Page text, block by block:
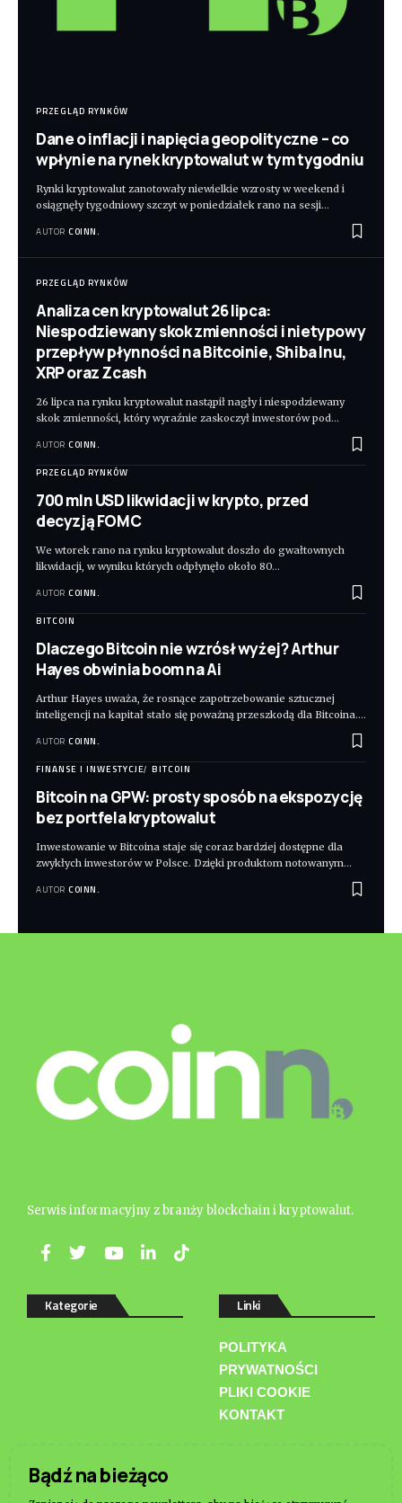
PRZEGLĄD RYNKÓW
Dane o inflacji i napięcia geopolityczne – co
wpłynie na rynek kryptowalut w tym tygodniu
Rynki kryptowalut zanotowały niewielkie wzrosty w weekend i
osiągnęły tygodniowy szczyt w poniedziałek rano na sesji…
AUTOR COINN.
PRZEGLĄD RYNKÓW
Analiza cen kryptowalut 26 lipca:
Niespodziewany skok zmienności i nietypowy
przepływ płynności na Bitcoinie, Shiba Inu,
XRP oraz Zcash
26 lipca na rynku kryptowalut nastąpił nagły i niespodziewany
skok zmienności, który wyraźnie zaskoczył inwestorów pod…
AUTOR COINN.
PRZEGLĄD RYNKÓW
700 mln USD likwidacji w krypto, przed
decyzją FOMC
We wtorek rano na rynku kryptowalut doszło do gwałtownych
likwidacji, w wyniku których odpłynęło około 80…
AUTOR COINN.
BITCOIN
Dlaczego Bitcoin nie wzrósł wyżej? Arthur
Hayes obwinia boom na Ai
Arthur Hayes uważa, że rosnące zapotrzebowanie sztucznej
inteligencji na kapitał stało się poważną przeszkodą dla Bitcoina.…
AUTOR COINN.
FINANSE I INWESTYCJE BITCOIN
Bitcoin na GPW: prosty sposób na ekspozycję
bez portfela kryptowalut
Inwestowanie w Bitcoina staje się coraz bardziej dostępne dla
zwykłych inwestorów w Polsce. Dzięki produktom notowanym…
AUTOR COINN.
Serwis informacyjny z branży blockchain i kryptowalut.
Kategorie Linki
POLITYKA
PRYWATNOŚCI
PLIKI COOKIE
KONTAKT
Bądź na bieżąco